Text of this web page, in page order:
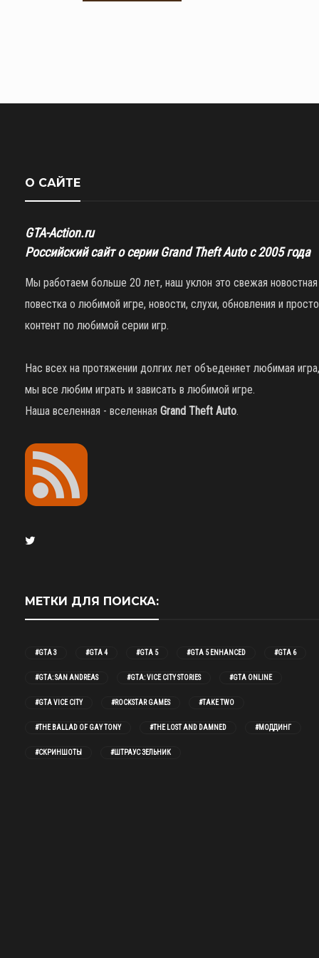
О САЙТЕ
GTA-Action.ru
Российский сайт о серии Grand Theft Auto с 2005 года
Мы работаем больше 20 лет, наш уклон это свежая новостная
повестка о любимой игре, новости, слухи, обновления и просто
контент по любимой серии игр.
Нас всех на протяжении долгих лет объеденяет любимая игра,
мы все любим играть и зависать в любимой игре.
Наша вселенная - вселенная Grand Theft Auto.
МЕТКИ ДЛЯ ПОИСКА:
#GTA 3 #GTA 4 #GTA 5 #GTA 5 ENHANCED #GTA 6
#GTA: SAN ANDREAS #GTA: VICE CITY STORIES #GTA ONLINE
#GTA VICE CITY #ROCKSTAR GAMES #TAKE TWO
#THE BALLAD OF GAY TONY #THE LOST AND DAMNED #МОДДИНГ
#СКРИНШОТЫ #ШТРАУС ЗЕЛЬНИК